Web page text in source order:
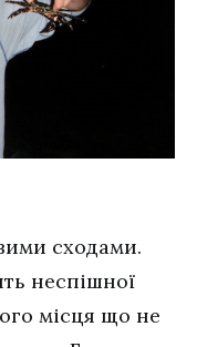
сходами.
неспішної
місця що не